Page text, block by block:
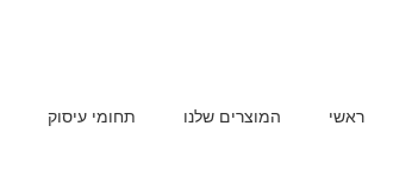
ראשי המוצרים שלנו תחומי עיסוק